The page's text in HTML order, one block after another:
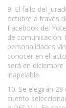
9. El fallo del
octubre a través
Facebook del
de comunicación.
personalidades
conocer en el
será en
inapelable.
10. Se elegirán
cuento